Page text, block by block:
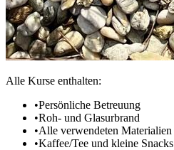
Alle Kurse enthalten:
•Persönliche Betreuung
•Roh- und Glasurbrand
•Alle verwendeten Materialien
•Kaffee/Tee und kleine Snacks